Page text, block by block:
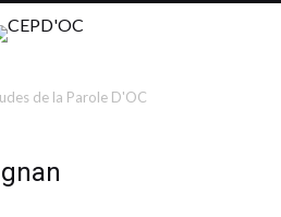
de la Parole D'OC